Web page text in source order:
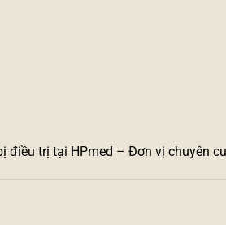
điều trị tại HPmed – Đơn vị chuyên